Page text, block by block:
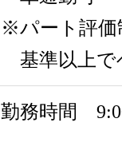
※パート評価
基準以上で
勤務時間